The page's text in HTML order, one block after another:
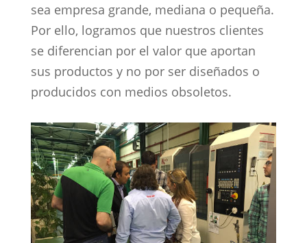
sea empresa grande, mediana o pequeña.
Por ello, logramos que nuestros clientes
se diferencian por el valor que aportan
sus productos y no por ser diseñados o
producidos con medios obsoletos.